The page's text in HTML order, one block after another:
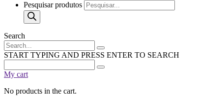
Pesquisar produtos
Search
START TYPING AND PRESS ENTER TO SEARCH
My cart
No products in the cart.